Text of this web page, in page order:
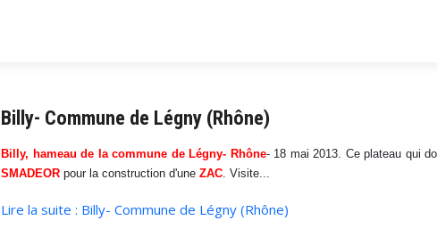
Billy- Commune de Légny (Rhône)
Billy, hameau de la commune de Légny- Rhône- 18 mai 2013. Ce plateau qui
SMADEOR pour la construction d'une ZAC. Visite...
Lire la suite : Billy- Commune de Légny (Rhône)